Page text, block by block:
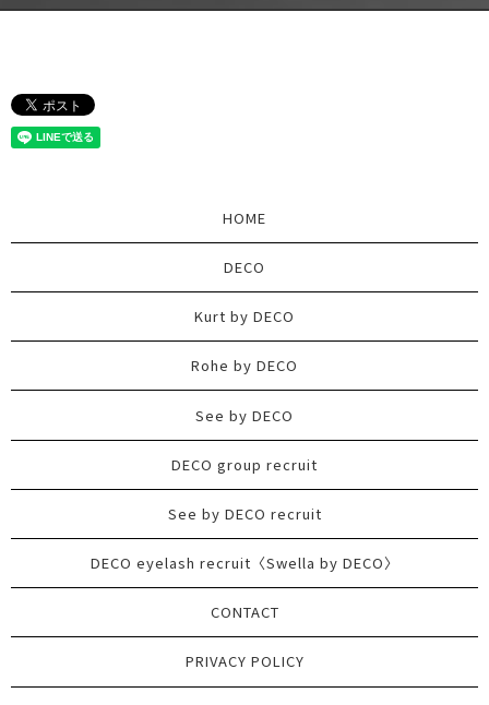
HOME
DECO
Kurt by DECO
Rohe by DECO
See by DECO
DECO group recruit
See by DECO recruit
DECO eyelash recruit〈Swella by DECO〉
CONTACT
PRIVACY POLICY